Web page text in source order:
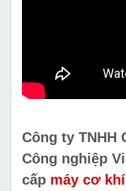
Công ty TNHH
Công nghiệp
cấp máy cơ